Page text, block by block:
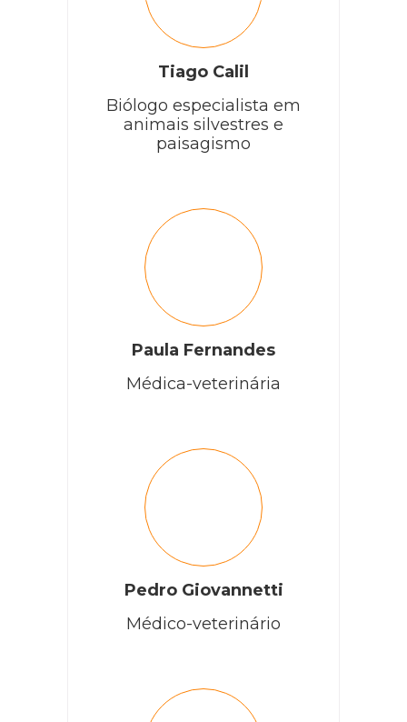
Tiago Calil
Biólogo especialista em
animais silvestres e
paisagismo
Paula Fernandes
Médica-veterinária
Pedro Giovannetti
Médico-veterinário